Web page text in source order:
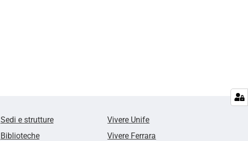
Sedi e strutture
Biblioteche
Vivere Unife
Vivere Ferrara